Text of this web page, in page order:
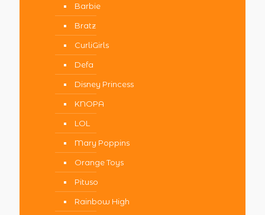
Barbie
Bratz
CurliGirls
Defa
Disney Princess
KNOPA
LOL
Mary Poppins
Orange Toys
Pituso
Rainbow High